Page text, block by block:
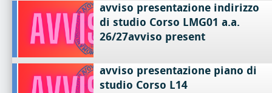
avviso presentazione indirizzo
di studio Corso LMG01 a.a.
26/27avviso present
avviso presentazione piano di
studio Corso L14